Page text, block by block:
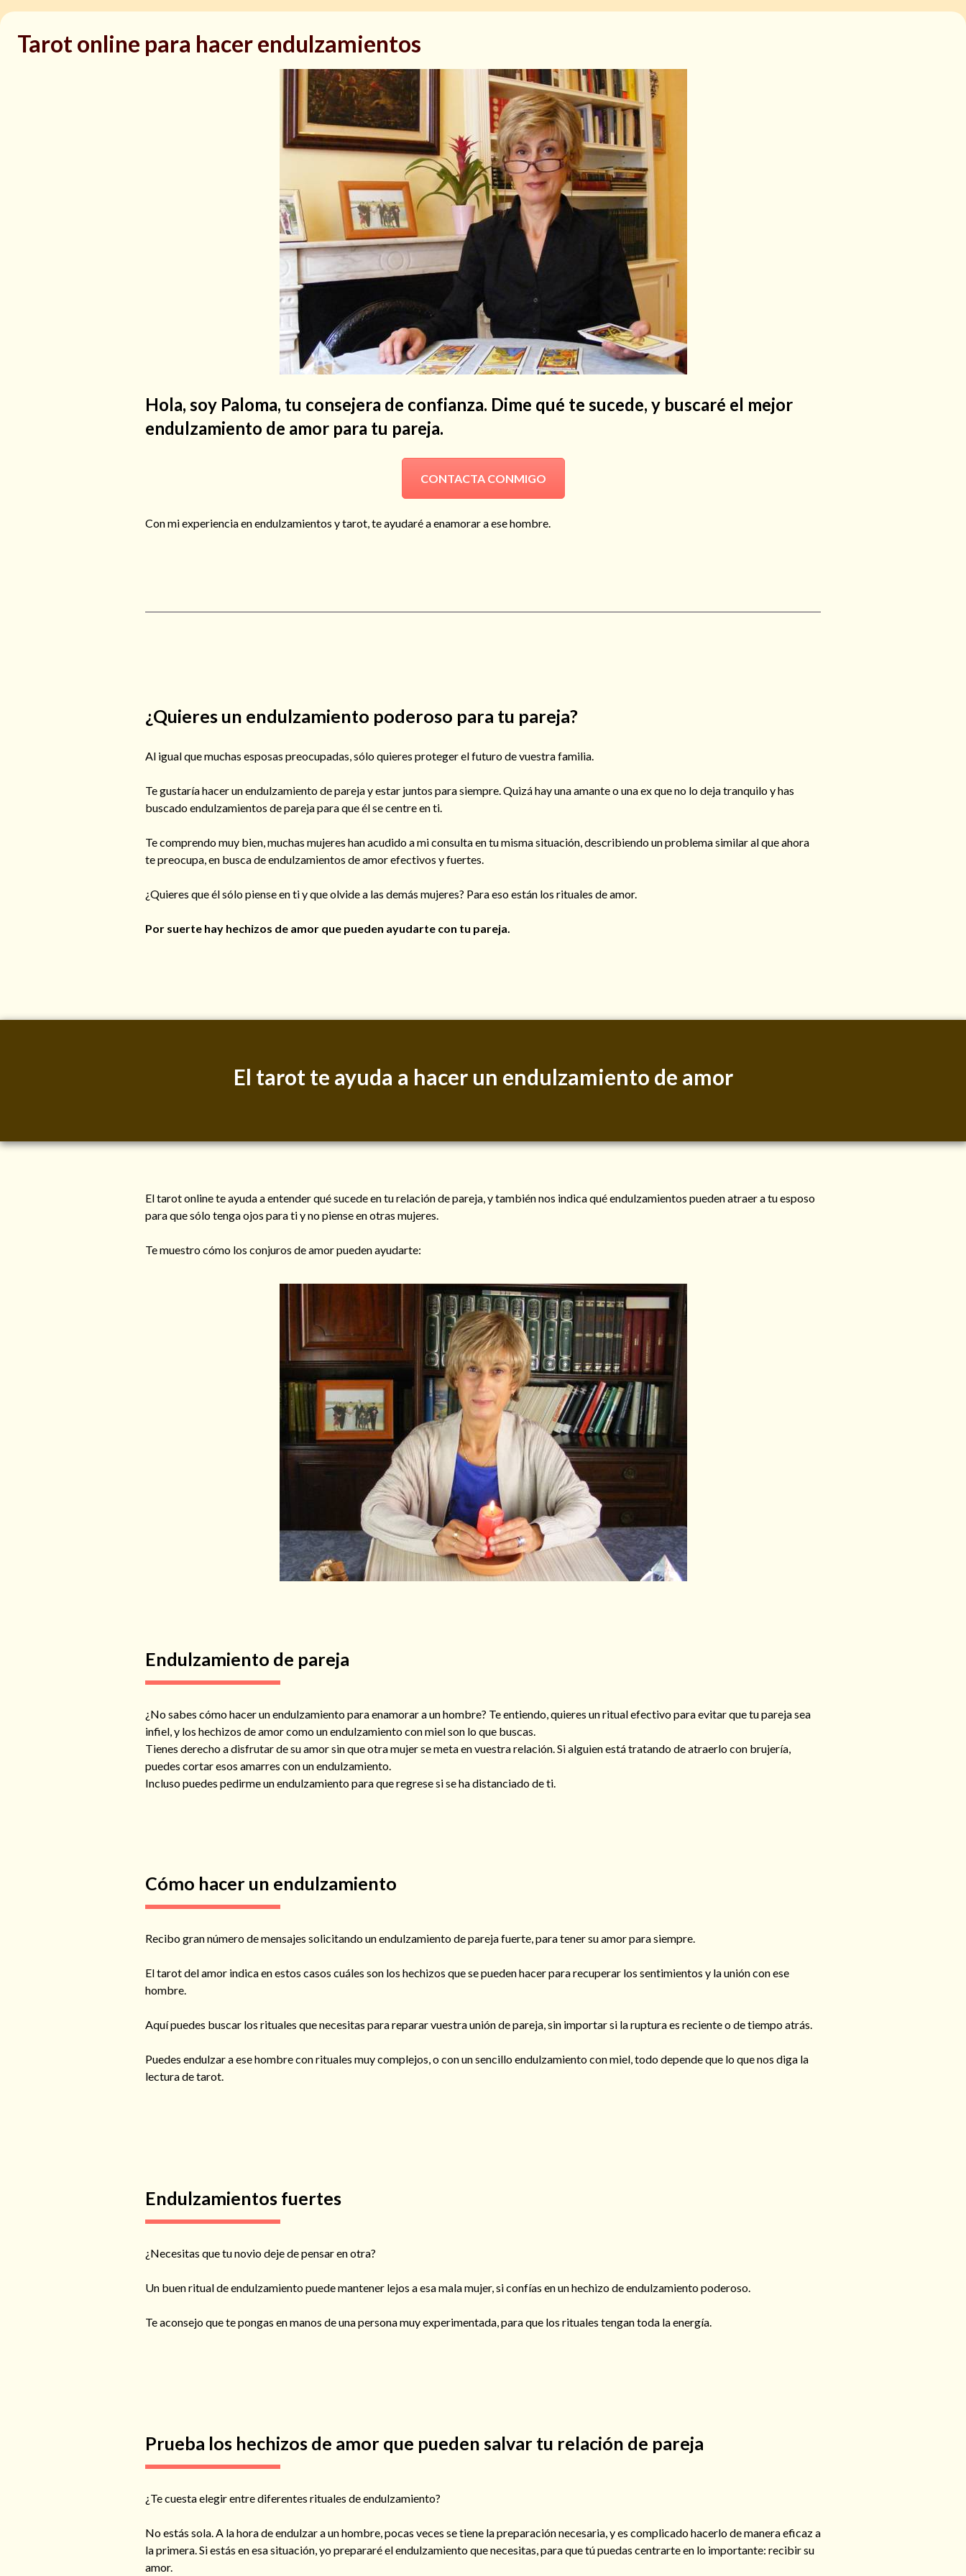
Tarot online para hacer endulzamientos
Hola, soy Paloma, tu consejera de confianza. Dime qué te sucede, y buscaré el mejor
endulzamiento de amor para tu pareja.
CONTACTA CONMIGO
Con mi experiencia en endulzamientos y tarot, te ayudaré a enamorar a ese hombre.
¿Quieres un endulzamiento poderoso para tu pareja?
Al igual que muchas esposas preocupadas, sólo quieres proteger el futuro de vuestra familia.
Te gustaría hacer un endulzamiento de pareja y estar juntos para siempre. Quizá hay una amante o una ex que no lo deja tranquilo y has
buscado endulzamientos de pareja para que él se centre en ti.
Te comprendo muy bien, muchas mujeres han acudido a mi consulta en tu misma situación, describiendo un problema similar al que ahora
te preocupa, en busca de endulzamientos de amor efectivos y fuertes.
¿Quieres que él sólo piense en ti y que olvide a las demás mujeres? Para eso están los rituales de amor.
Por suerte hay hechizos de amor que pueden ayudarte con tu pareja.
El tarot te ayuda a hacer un endulzamiento de amor
El tarot online te ayuda a entender qué sucede en tu relación de pareja, y también nos indica qué endulzamientos pueden atraer a tu esposo
para que sólo tenga ojos para ti y no piense en otras mujeres.
Te muestro cómo los conjuros de amor pueden ayudarte:
Endulzamiento de pareja
¿No sabes cómo hacer un endulzamiento para enamorar a un hombre? Te entiendo, quieres un ritual efectivo para evitar que tu pareja sea
infiel, y los hechizos de amor como un endulzamiento con miel son lo que buscas.
Tienes derecho a disfrutar de su amor sin que otra mujer se meta en vuestra relación. Si alguien está tratando de atraerlo con brujería,
puedes cortar esos amarres con un endulzamiento.
Incluso puedes pedirme un endulzamiento para que regrese si se ha distanciado de ti.
Cómo hacer un endulzamiento
Recibo gran número de mensajes solicitando un endulzamiento de pareja fuerte, para tener su amor para siempre.
El tarot del amor indica en estos casos cuáles son los hechizos que se pueden hacer para recuperar los sentimientos y la unión con ese
hombre.
Aquí puedes buscar los rituales que necesitas para reparar vuestra unión de pareja, sin importar si la ruptura es reciente o de tiempo atrás.
Puedes endulzar a ese hombre con rituales muy complejos, o con un sencillo endulzamiento con miel, todo depende que lo que nos diga la
lectura de tarot.
Endulzamientos fuertes
¿Necesitas que tu novio deje de pensar en otra?
Un buen ritual de endulzamiento puede mantener lejos a esa mala mujer, si confías en un hechizo de endulzamiento poderoso.
Te aconsejo que te pongas en manos de una persona muy experimentada, para que los rituales tengan toda la energía.
Prueba los hechizos de amor que pueden salvar tu relación de pareja
¿Te cuesta elegir entre diferentes rituales de endulzamiento?
No estás sola. A la hora de endulzar a un hombre, pocas veces se tiene la preparación necesaria, y es complicado hacerlo de manera eficaz a
la primera. Si estás en esa situación, yo prepararé el endulzamiento que necesitas, para que tú puedas centrarte en lo importante: recibir su
amor.